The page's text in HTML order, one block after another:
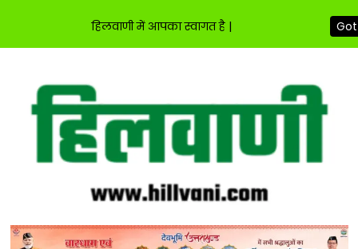
content
हिलवाणी में आपका स्वागत है |